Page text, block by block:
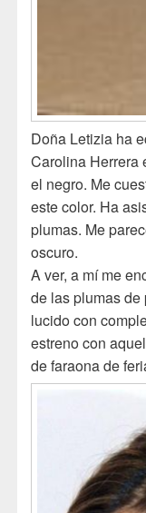
Doña Letizia ha
Carolina Herrera
el negro. Me
este color. Ha
plumas. Me
oscuro.
A ver, a mí me
de las plumas
lucido con
estreno con
de faraona de